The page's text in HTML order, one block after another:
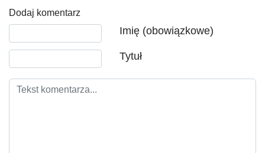
Dodaj komentarz
Imię (obowiązkowe)
Tytuł
Tekst komentarza